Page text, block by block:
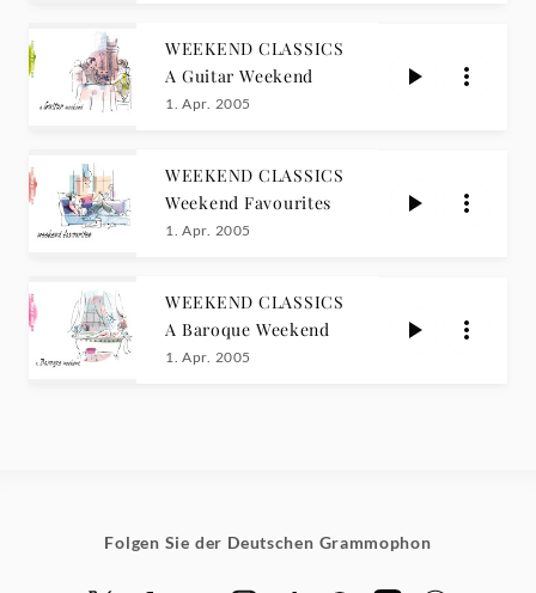
WEEKEND CLASSICS
A Guitar Weekend
1. Apr. 2005
WEEKEND CLASSICS
Weekend Favourites
1. Apr. 2005
WEEKEND CLASSICS
A Baroque Weekend
1. Apr. 2005
Folgen Sie der Deutschen Grammophon